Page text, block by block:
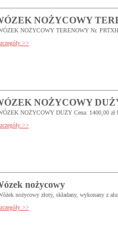
NOŻYCOWY
NOŻYCOWY TERENOWY Nr.
>>
NOŻYCOWY
NOŻYCOWY DUŻY Cena: 1400,00 zł
>>
nożycowy
nożycowy złoty, składany, wykonany z
>>